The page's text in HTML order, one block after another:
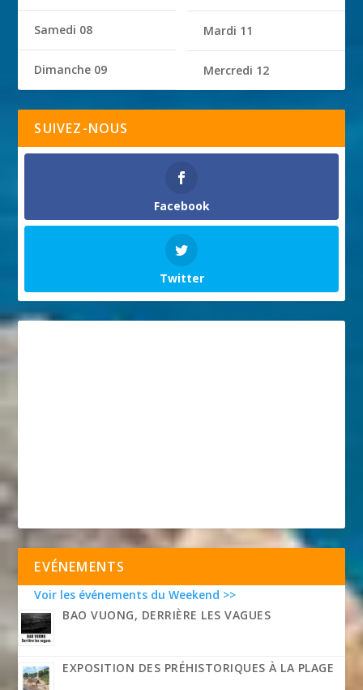
Samedi 08
Dimanche 09
Mardi 11
Mercredi 12
SUIVEZ-NOUS
Facebook
Twitter
EVÉNEMENTS
Voir les événements du Weekend >>
BAO VUONG, DERRIÈRE LES VAGUES
EXPOSITION DES PRÉHISTORIQUES À LA PLAGE